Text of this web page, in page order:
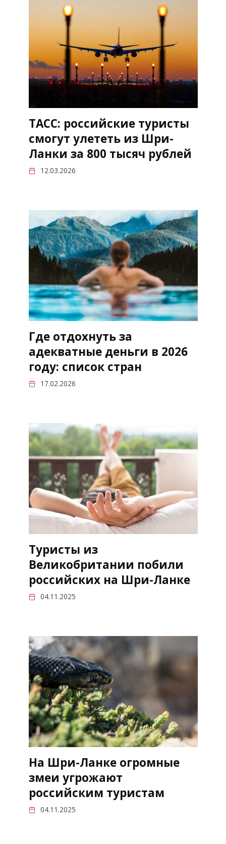
ТАСС: российские туристы
смогут улететь из Шри-
Ланки за 800 тысяч рублей
12.03.2026
Где отдохнуть за
адекватные деньги в 2026
году: список стран
17.02.2026
Туристы из
Великобритании побили
российских на Шри-Ланке
04.11.2025
На Шри-Ланке огромные
змеи угрожают
российским туристам
04.11.2025